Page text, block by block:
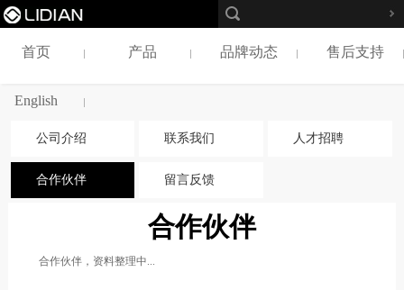
首页 产品 品牌动态 售后支持
English
公司介绍 联系我们 人才招聘
合作伙伴 留言反馈
合作伙伴
合作伙伴，资料整理中...